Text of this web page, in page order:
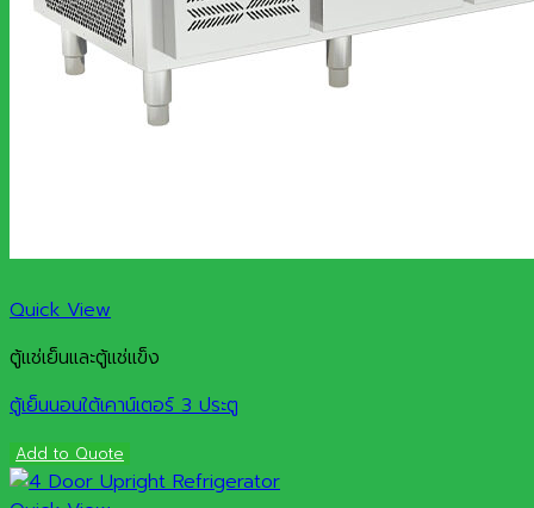
Quick View
ตู้แช่เย็นและตู้แช่แข็ง
ตู้เย็นนอนใต้เคาน์เตอร์ 3 ประตู
Add to Quote